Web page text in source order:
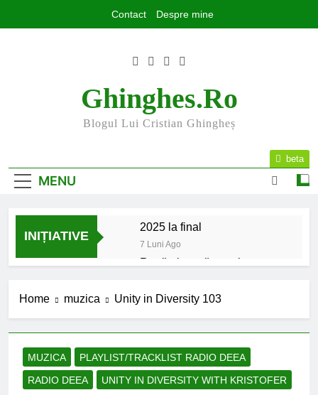
Contact Despre mine
Ghinghes.ro
Blogul Lui Cristian Ghingheș
MENU
beta
INIȚIATIVE
2025 la final
7 Luni Ago
Rugăminte către cei care
9 Luni Ago
Mesajul meu de început de
an școlar: fără fondul clasei,
fără fondul școlii
Proiect depus pentru tinerii
și organizațiile din Bacău
2 Ani Ago
Home muzica Unity in Diversity 103
MUZICA
PLAYLIST/TRACKLIST RADIO DEEA
RADIO DEEA
UNITY IN DIVERSITY WITH KRISTOFER